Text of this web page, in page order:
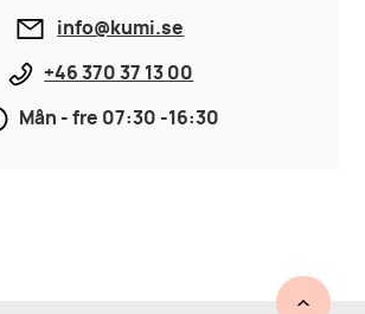
info@kumi.se
+46 370 37 13 00
Mån - fre 07:30 -16:30